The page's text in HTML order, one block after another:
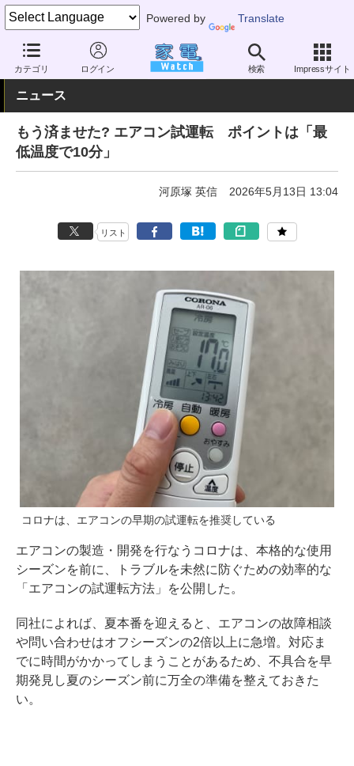
Powered by Translate
カテゴリ ログイン 検索 Impressサイト
家電 Watch 空調家電 エアコン
ニュース
もう済ませた? エアコン試運転 ポイントは「最
低温度で10分」
河原塚 英信 2026年5月13日 13:04
リスト
コロナは、エアコンの早期の試運転を推奨している
エアコンの製造・開発を行なうコロナは、本格的な使用
シーズンを前に、トラブルを未然に防ぐための効率的な
「エアコンの試運転方法」を公開した。
同社によれば、夏本番を迎えると、エアコンの故障相談
や問い合わせはオフシーズンの2倍以上に急増。対応ま
でに時間がかかってしまうことがあるため、不具合を早
期発見し夏のシーズン前に万全の準備を整えておきた
い。